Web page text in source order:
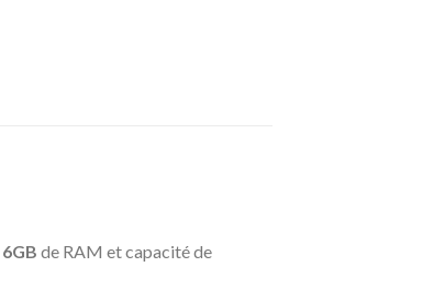
6GB de RAM et capacité de